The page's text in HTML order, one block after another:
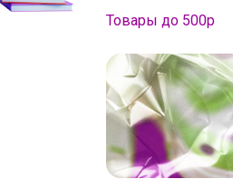
Товары до 500р